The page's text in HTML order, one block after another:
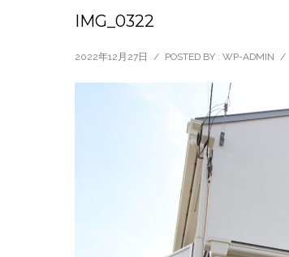
IMG_0322
2022年12月27日 / POSTED BY : WP-ADMIN /